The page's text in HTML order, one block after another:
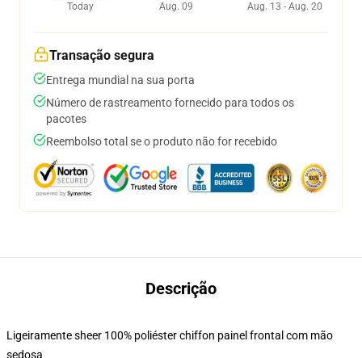
Today
Aug. 09
Aug. 13 - Aug. 20
Transação segura
Entrega mundial na sua porta
Número de rastreamento fornecido para todos os
pacotes
Reembolso total se o produto não for recebido
Descrição
Ligeiramente sheer 100% poliéster chiffon painel frontal com mão
sedosa